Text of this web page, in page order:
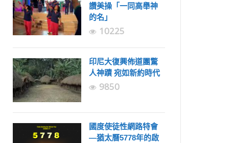
讚美操「一同高舉神
的名」
10225
印尼大復興佈道團驚
人神蹟 宛如新約時代
9850
國度使徒性網路特會
—猶太曆5778年的啟